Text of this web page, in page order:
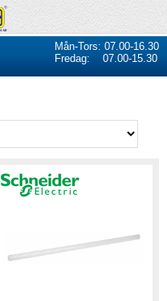
Mån-Tors: 07.00-16.30
Fredag: 07.00-15.30